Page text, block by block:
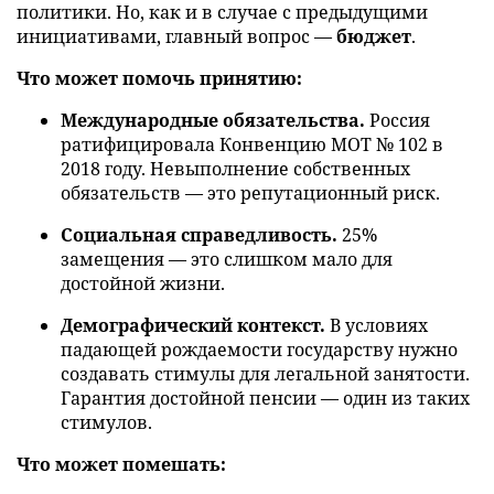
политики. Но, как и в случае с предыдущими
инициативами, главный вопрос —бюджет.
Что может помочь принятию:
Международные обязательства. Россия
ратифицировала Конвенцию МОТ № 102 в
2018 году. Невыполнение собственных
обязательств — это репутационный риск.
Социальная справедливость. 25%
замещения — это слишком мало для
достойной жизни.
Демографический контекст. В условиях
падающей рождаемости государству нужно
создавать стимулы для легальной занятости.
Гарантия достойной пенсии — один из таких
стимулов.
Что может помешать: